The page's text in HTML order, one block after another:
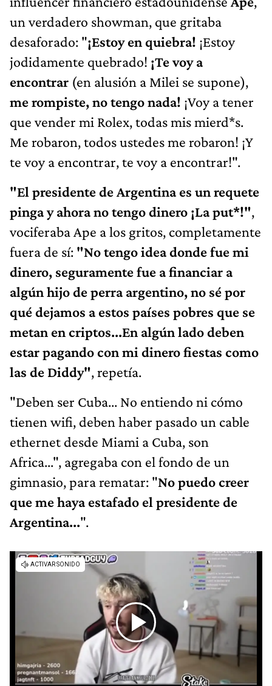
un verdadero showman, que gritaba
desaforado: "¡Estoy en quiebra! ¡Estoy
jodidamente quebrado! ¡Te voy a
encontrar (en alusión a Milei se supone),
me rompiste, no tengo nada! ¡Voy a tener
que vender mi Rolex, todas mis mierd*s.
Me robaron, todos ustedes me robaron! ¡Y
te voy a encontrar, te voy a encontrar!".
"El presidente de Argentina es un requete
pinga y ahora no tengo dinero ¡La put*!",
vociferaba Ape a los gritos, completamente
fuera de sí: "No tengo idea donde fue mi
dinero, seguramente fue a financiar a
algún hijo de perra argentino, no sé por
qué dejamos a estos países pobres que se
metan en criptos...En algún lado deben
estar pagando con mi dinero fiestas como
las de Diddy", repetía.
"Deben ser Cuba... No entiendo ni cómo
tienen wifi, deben haber pasado un cable
ethernet desde Miami a Cuba, son
Africa...", agregaba con el fondo de un
gimnasio, para rematar: "No puedo creer
que me haya estafado el presidente de
Argentina...".